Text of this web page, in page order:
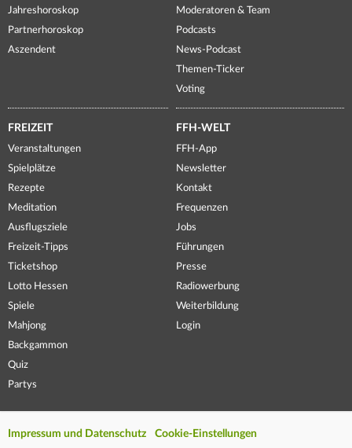
Jahreshoroskop
Partnerhoroskop
Aszendent
Moderatoren & Team
Podcasts
News-Podcast
Themen-Ticker
Voting
FREIZEIT
Veranstaltungen
Spielplätze
Rezepte
Meditation
Ausflugsziele
Freizeit-Tipps
Ticketshop
Lotto Hessen
Spiele
Mahjong
Backgammon
Quiz
Partys
FFH-WELT
FFH-App
Newsletter
Kontakt
Frequenzen
Jobs
Führungen
Presse
Radiowerbung
Weiterbildung
Login
Impressum und Datenschutz Cookie-Einstellungen